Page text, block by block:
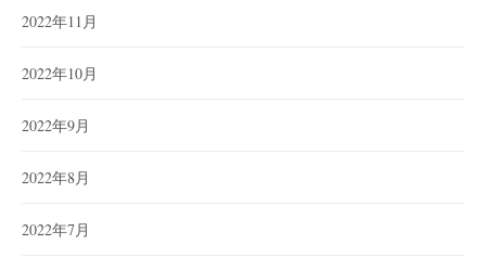
2022年11月
2022年10月
2022年9月
2022年8月
2022年7月